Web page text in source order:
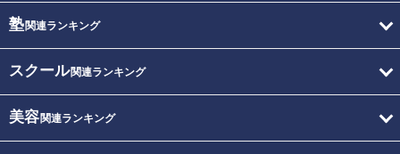
塾関連ランキング
スクール関連ランキング
美容関連ランキング